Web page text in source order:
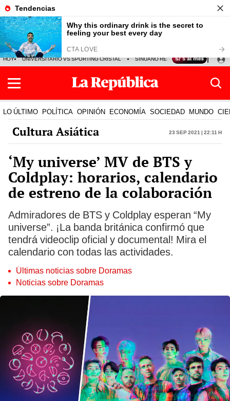
HOY UNIVERSITARIO VS SPORTING CRISTAL SINUANO RESULTADOS HOY
LO ÚLTIMO POLÍTICA OPINIÓN ECONOMÍA SOCIEDAD MUNDO
Cultura Asiática 23 Sep 2021 | 22:11 h
‘My universe’ MV de BTS y
Coldplay: horarios, calendario
de estreno de la colaboración
Admiradores de BTS y Coldplay esperan “My
universe”. ¡La banda británica confirmó que
tendrá videoclip oficial y documental! Mira el
calendario con todas las actividades.
Últimas noticias sobre Doramas
Noticias sobre Doramas